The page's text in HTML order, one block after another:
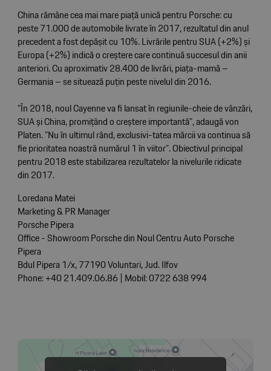
China rămâne cea mai mare piață unică pentru Porsche: cu
peste 71.000 de automobile livrate în 2017, rezultatul din anul
precedent a fost depășit cu 10%. Livrările pentru SUA (+2%) și
Europa (+2%) indică o creștere care continuă succesul din anii
anteriori. Cu aproximativ 28.400 de livrări, piața-mamă –
Germania – se situează puțin peste nivelul din 2016.
”În 2018, noul Cayenne va fi lansat în regiunile-cheie de vânzări,
SUA și China, promițând o creștere importantă”, adaugă von
Platen. ”Nu în ultimul rând, exclusivi-tatea mărcii va continua să
fie prioritatea noastră numărul 1 în viitor”. Obiectivul principal
pentru 2018 este stabilizarea rezultatelor la nivelurile ridicate
din 2017.
Loredana Matei
Marketing & PR Manager
Porsche Pipera
Office - Showroom Porsche din Noul Centru Auto Porsche
Pipera
Bdul Pipera 1/x, 77190 Voluntari, Jud. Ilfov
Phone: +40 21.409.06.86 | Mobil: 0722 638 994